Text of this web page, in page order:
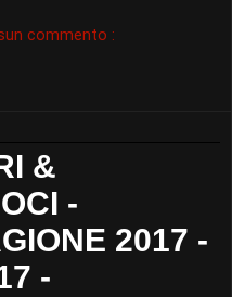
commento :
&
-
2017 -
-